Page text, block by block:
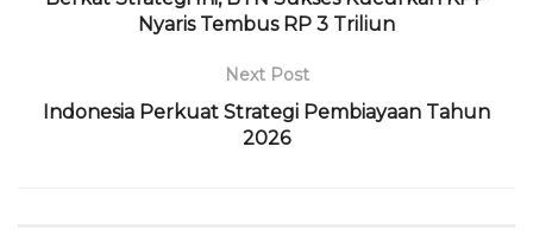
p
Nyaris Tembus RP 3 Triliun
Next Post
Indonesia Perkuat Strategi Pembiayaan Tahun
2026